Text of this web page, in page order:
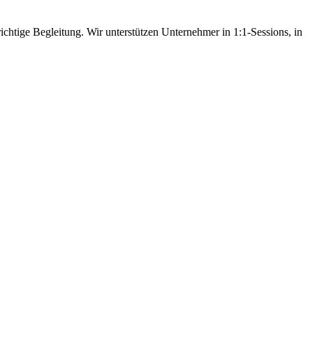
Begleitung. Wir unterstützen Unternehmer in 1:1-Sessions, in